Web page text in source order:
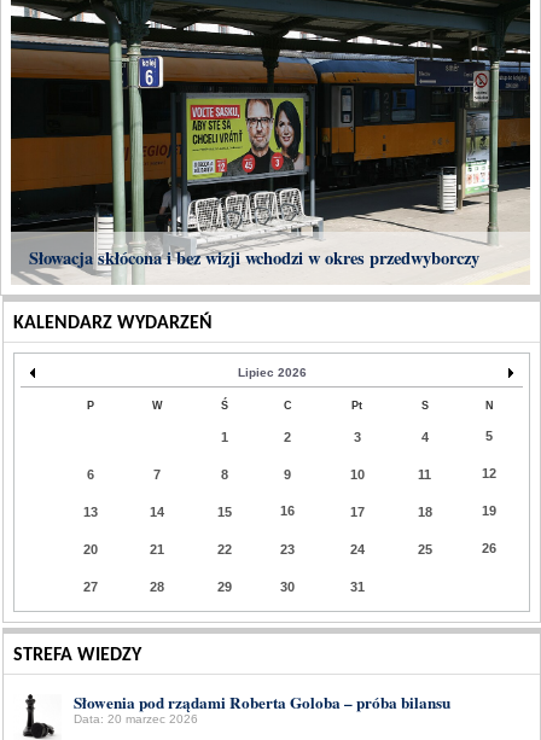
Słowacja skłócona i bez wizji wchodzi w okres przedwyborczy
KALENDARZ WYDARZEŃ
Lipiec 2026
P W Ś C Pt S N
1 2 3 4 5
6 7 8 9 10 11 12
13 14 15 16 17 18 19
20 21 22 23 24 25 26
27 28 29 30 31
STREFA WIEDZY
Słowenia pod rządami Roberta Goloba – próba bilansu
Data: 20 marzec 2026